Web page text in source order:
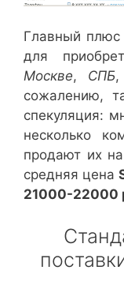
Главный плюс
для
Москве, СПБ,
сожалению,
спекуляция:
несколько
продают их
средняя цена
21000-22000